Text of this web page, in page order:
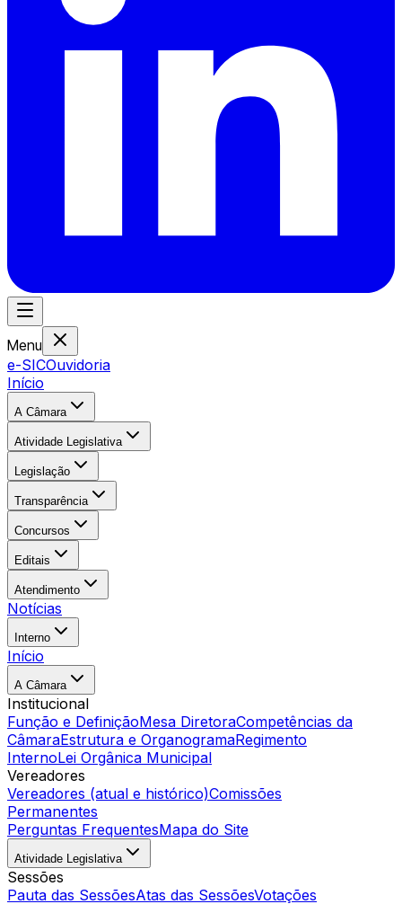
Menu
e-SICOuvidoria
Início
A Câmara
Atividade Legislativa
Legislação
Transparência
Concursos
Editais
Atendimento
Notícias
Interno
Início
A Câmara
Institucional
Função e DefiniçãoMesa DiretoraCompetências da
CâmaraEstrutura e OrganogramaRegimento
InternoLei Orgânica Municipal
Vereadores
Vereadores (atual e histórico)Comissões
Permanentes
Perguntas FrequentesMapa do Site
Atividade Legislativa
Sessões
Pauta das SessõesAtas das SessõesVotações